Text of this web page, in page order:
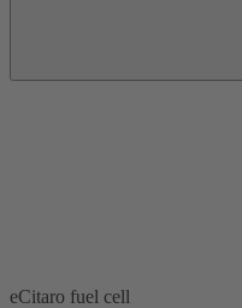
eCitaro fuel cell